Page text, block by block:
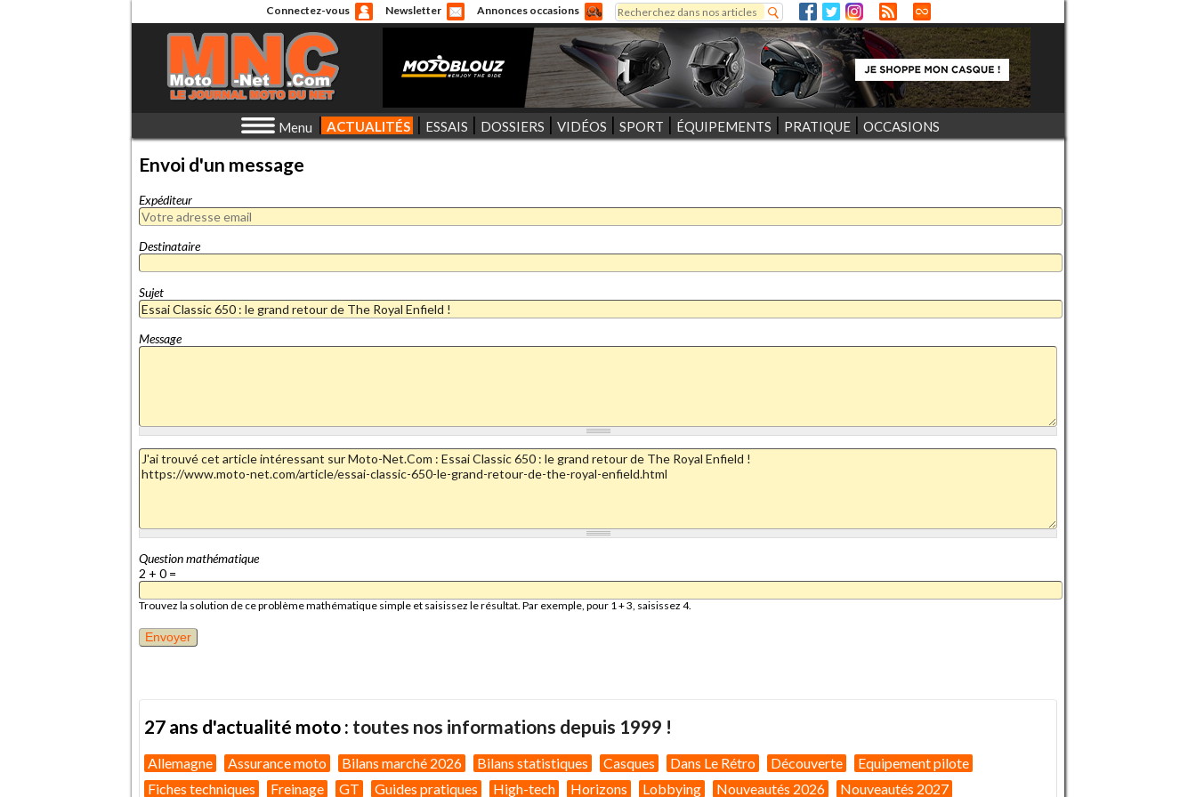
Connectez-vous Newsletter Annonces occasions
Formulaire de recherche
Rechercher
Menu ACTUALITÉS ESSAIS DOSSIERS VIDÉOS SPORT ÉQUIPEMENTS PRATIQUE OCCASIONS
Envoi d'un message
Expéditeur
Destinataire
Sujet
Message
Question mathématique
2 + 0 =
Trouvez la solution de ce problème mathématique simple et saisissez le résultat. Par exemple, pour 1 + 3, saisissez 4.
27 ans d'actualité moto : toutes nos informations depuis 1999 !
Allemagne Assurance moto Bilans marché 2026 Bilans statistiques Casques Dans Le Rétro Découverte
Equipement pilote
Fiches techniques
Freinage GT Guides pratiques High-tech Horizons Lobbying Nouveautés 2026 Nouveautés 2027